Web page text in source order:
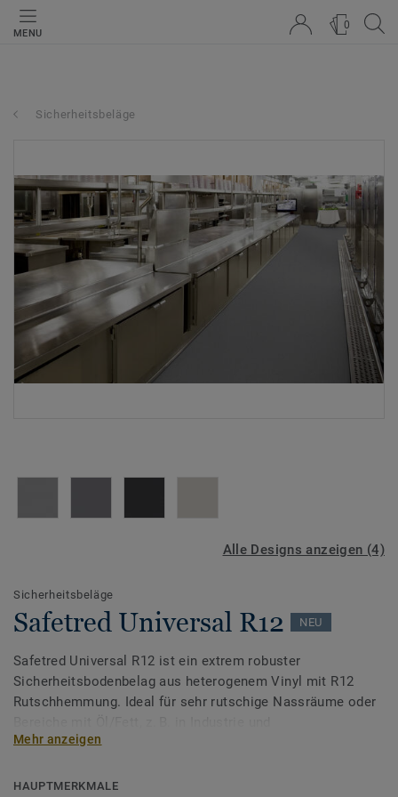
MENU
0
Sicherheitsbeläge
Alle Designs anzeigen (4)
Sicherheitsbeläge
Safetred Universal R12 NEU
Safetred Universal R12 ist ein extrem robuster
Sicherheitsbodenbelag aus heterogenem Vinyl mit R12
Rutschhemmung. Ideal für sehr rutschige Nassräume oder
Lebensmittelverarbeitung. Der Sicherheitsbodenbelag ist in
strapazierfähige, matte Oberfläche mit klassischem, leicht
Mehr anzeigen
HAUPTMERKMALE